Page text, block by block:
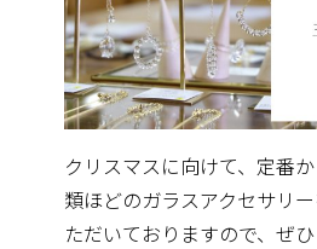
クリスマスに向けて、 定番
類ほどのガラスアクセサリ
ただいておりますので、 ぜ